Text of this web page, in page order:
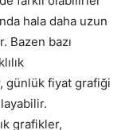
hala daha uzun
Bazen bazı
günlük fiyat grafiği
grafikler,